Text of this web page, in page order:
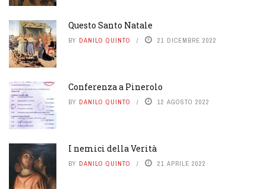
Questo Santo Natale
BY DANILO QUINTO 21 DICEMBRE 2022
Conferenza a Pinerolo
BY DANILO QUINTO 12 AGOSTO 2022
I nemici della Verità
BY DANILO QUINTO 21 APRILE 2022